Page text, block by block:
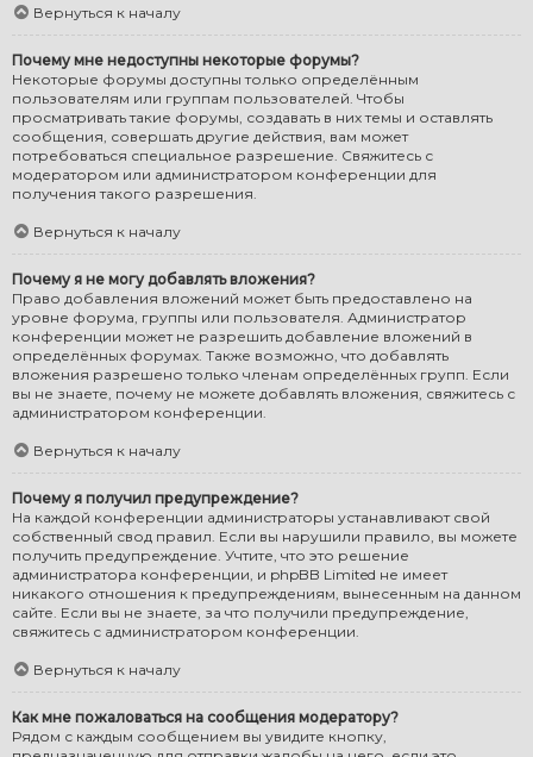
Вернуться к началу
Почему мне недоступны некоторые форумы?
Некоторые форумы доступны только определённым
пользователям или группам пользователей. Чтобы
просматривать такие форумы, создавать в них темы и оставлять
сообщения, совершать другие действия, вам может
потребоваться специальное разрешение. Свяжитесь с
модератором или администратором конференции для
получения такого разрешения.
Вернуться к началу
Почему я не могу добавлять вложения?
Право добавления вложений может быть предоставлено на
уровне форума, группы или пользователя. Администратор
конференции может не разрешить добавление вложений в
определённых форумах. Также возможно, что добавлять
вложения разрешено только членам определённых групп. Если
вы не знаете, почему не можете добавлять вложения, свяжитесь с
администратором конференции.
Вернуться к началу
Почему я получил предупреждение?
На каждой конференции администраторы устанавливают свой
собственный свод правил. Если вы нарушили правило, вы можете
получить предупреждение. Учтите, что это решение
администратора конференции, и phpBB Limited не имеет
никакого отношения к предупреждениям, вынесенным на данном
сайте. Если вы не знаете, за что получили предупреждение,
свяжитесь с администратором конференции.
Вернуться к началу
Как мне пожаловаться на сообщения модератору?
Рядом с каждым сообщением вы увидите кнопку,